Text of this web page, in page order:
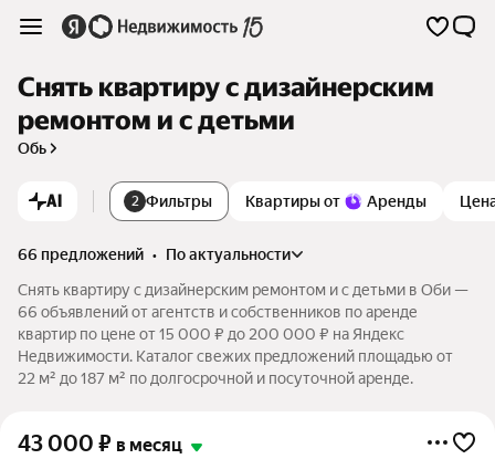
Снять квартиру с дизайнерским
ремонтом и с детьми
Обь
AI 2 Фильтры Квартиры от Аренды
66 предложений •
по актуальности
Снять квартиру с дизайнерским ремонтом и с детьми в Оби —
66 объявлений от агентств и собственников по аренде
квартир по цене от 15 000 ₽ до 200 000 ₽ на Яндекс
Недвижимости. Каталог свежих предложений площадью от
22 м² до 187 м² по долгосрочной и посуточной аренде.
43 000 ₽ в месяц